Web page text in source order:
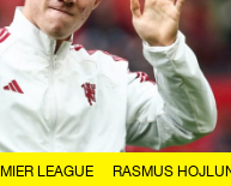
LEAGUE RASMUS